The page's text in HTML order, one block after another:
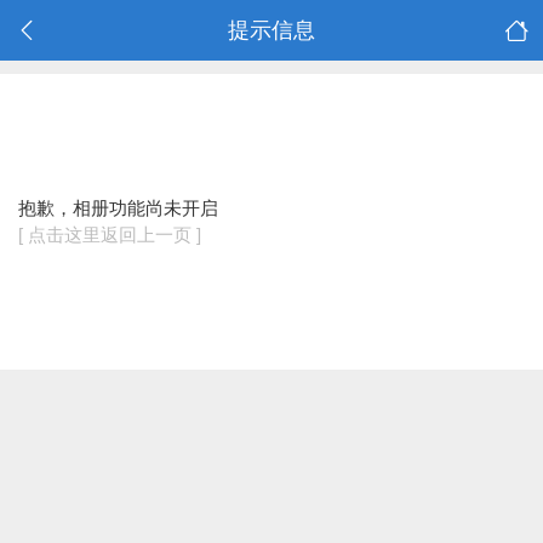
提示信息
抱歉，相册功能尚未开启
[ 点击这里返回上一页 ]